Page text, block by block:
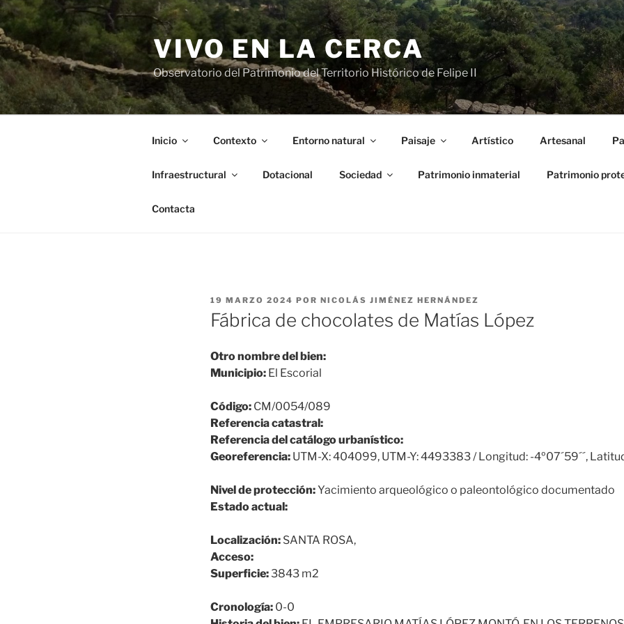
Saltar
al
contenido
VIVO EN LA CERCA
Observatorio del Patrimonio del Territorio Histórico de Felipe II
Inicio Contexto Entorno natural Paisaje Artístico Artesanal
Infraestructural Dotacional Sociedad Patrimonio inmaterial Patrimonio
Contacta
PUBLICADO
EL
19 MARZO 2024 POR NICOLÁS JIMÉNEZ HERNÁNDEZ
Fábrica de chocolates de Matías López
Otro nombre del bien:
Municipio: El Escorial
Código: CM/0054/089
Referencia catastral:
Referencia del catálogo urbanístico:
Georeferencia: UTM-X: 404099, UTM-Y: 4493383 / Longitud: -4º07´59´´,
Nivel de protección:Yacimiento arqueológico o paleontológico documentado
Estado actual:
Localización: SANTA ROSA,
Acceso:
Superficie:3843 m2
Cronología: 0-0